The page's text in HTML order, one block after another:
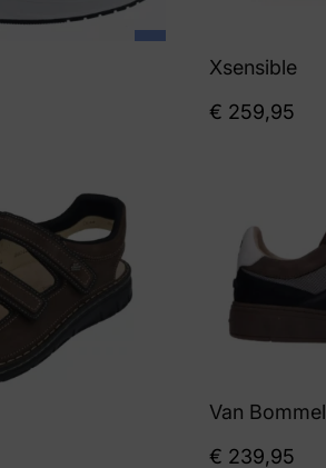
Xsensible
€ 259,95
Van Bommel
€ 239,95